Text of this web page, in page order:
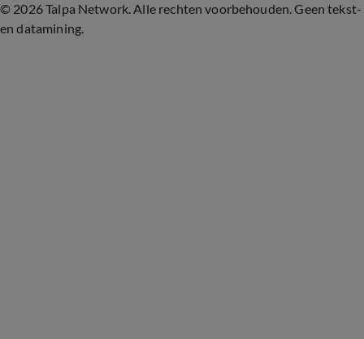
© 2026 Talpa Network. Alle rechten voorbehouden. Geen tekst-
en datamining.